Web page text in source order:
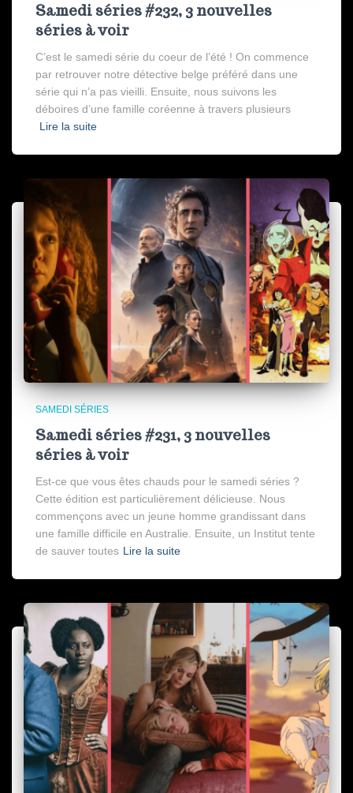
Samedi séries #232, 3 nouvelles
séries à voir
C’est le samedi série du coeur de l’été ! On commence
par retrouver notre détective belge préféré dans une
série qui n’a pas vieilli. Ensuite, nous suivons les
déboires d’une famille coréenne à travers plusieurs
Lire la suite
SAMEDI SÉRIES
Samedi séries #231, 3 nouvelles
séries à voir
Est-ce que vous êtes chauds pour le samedi séries ?
Cette édition est particulièrement délicieuse. Nous
commençons avec un jeune homme grandissant dans
une famille difficile en Australie. Ensuite, un Institut tente
de sauver toutes Lire la suite